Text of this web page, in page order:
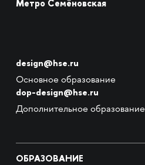
Метро Семёновская
design@hse.ru
Основное образование
dop-design@hse.ru
Дополнительное образование
ОБРАЗОВАНИЕ